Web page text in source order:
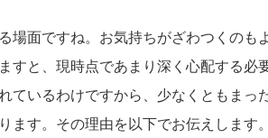
場面ですね。お気持ちがざわつくのも
すと、現時点であまり深く心配する
ているわけですから、少なくともま
ます。その理由を以下でお伝えします。